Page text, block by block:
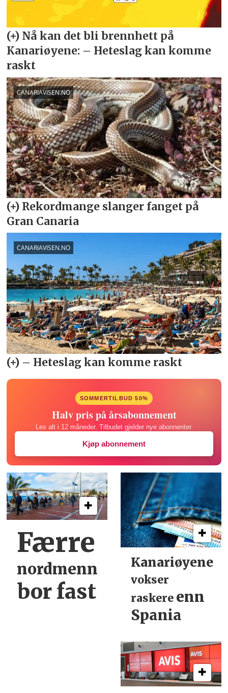
SOMMERTILBUD 50%
Halv pris på årsabonnement
Les alt i 12 måneder. Tilbudet gjelder nye abonnenter.
Kjøp abonnement
Færre
nordmenn
bor fast
Kanariøyene
vokser
raskere enn
Spania